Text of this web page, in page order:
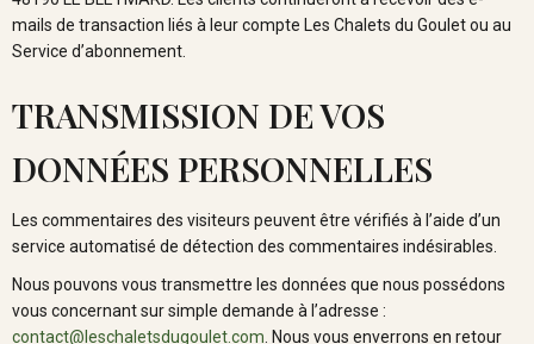
mails de transaction liés à leur compte Les Chalets du Goulet ou au
Service d’abonnement.
TRANSMISSION DE VOS
DONNÉES PERSONNELLES
Les commentaires des visiteurs peuvent être vérifiés à l’aide d’un
service automatisé de détection des commentaires indésirables.
Nous pouvons vous transmettre les données que nous possédons
vous concernant sur simple demande à l’adresse :
contact@leschaletsdugoulet.com. Nous vous enverrons en retour